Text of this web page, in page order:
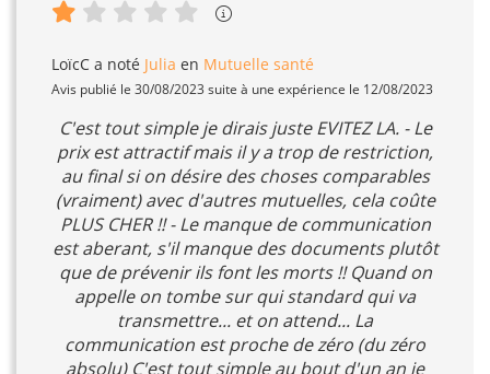
LoïcC a noté Julia en Mutuelle santé
Avis publié le 30/08/2023 suite à une expérience le 12/08/2023
C'est tout simple je dirais juste EVITEZ LA. - Le
prix est attractif mais il y a trop de restriction,
au final si on désire des choses comparables
(vraiment) avec d'autres mutuelles, cela coûte
PLUS CHER !! - Le manque de communication
est aberant, s'il manque des documents plutôt
que de prévenir ils font les morts !! Quand on
appelle on tombe sur qui standard qui va
transmettre... et on attend... La
communication est proche de zéro (du zéro
absolu) C'est tout simple au bout d'un an je